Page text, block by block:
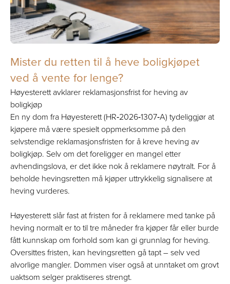
Mister du retten til å heve boligkjøpet
ved å vente for lenge?
Høyesterett avklarer reklamasjonsfrist for heving av
boligkjøp
En ny dom fra Høyesterett (HR‑2026‑1307‑A) tydeliggjør at
kjøpere må være spesielt oppmerksomme på den
selvstendige reklamasjonsfristen for å kreve heving av
boligkjøp. Selv om det foreligger en mangel etter
avhendingslova, er det ikke nok å reklamere nøytralt. For å
beholde hevingsretten må kjøper uttrykkelig signalisere at
heving vurderes.
Høyesterett slår fast at fristen for å reklamere med tanke på
heving normalt er to til tre måneder fra kjøper får eller burde
fått kunnskap om forhold som kan gi grunnlag for heving.
Oversittes fristen, kan hevingsretten gå tapt – selv ved
alvorlige mangler. Dommen viser også at unntaket om grovt
uaktsom selger praktiseres strengt.